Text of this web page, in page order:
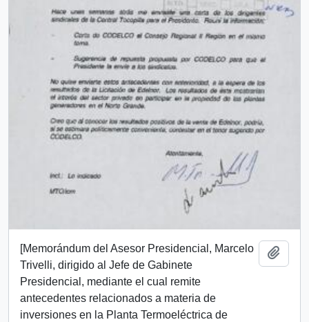
[Memorándum del Asesor Presidencial, Marcelo
Trivelli, dirigido al Jefe de Gabinete
Presidencial, mediante el cual remite
antecedentes relacionados a materia de
inversiones en la Planta Termoeléctrica de